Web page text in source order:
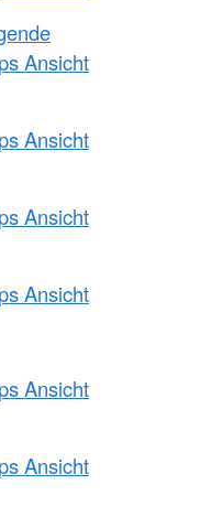
Ansicht
Ansicht
Ansicht
Ansicht
Ansicht
Ansicht